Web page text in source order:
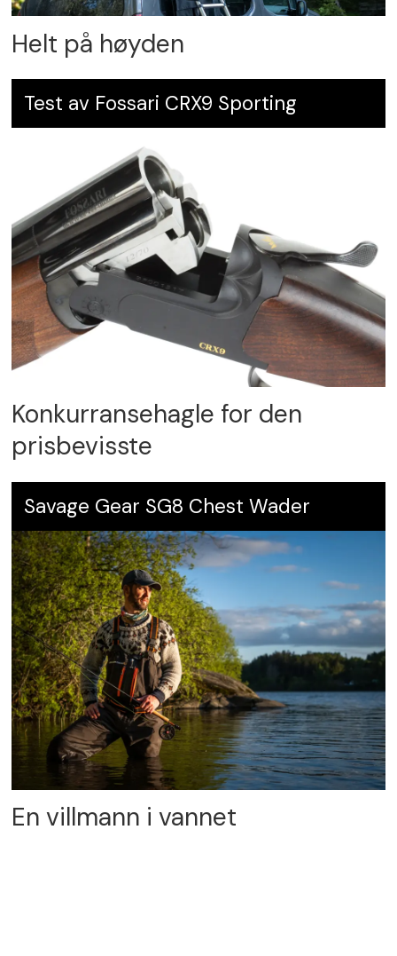
Helt på høyden
Test av Fossari CRX9 Sporting
Konkurransehagle for den
prisbevisste
Savage Gear SG8 Chest Wader
En villmann i vannet